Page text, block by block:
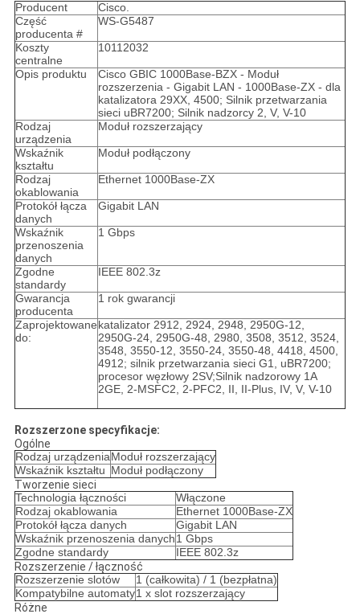
Producent
Cisco.
Część
producenta #
WS-G5487
Koszty
centralne
10112032
Opis produktu
Cisco GBIC 1000Base-BZX - Moduł
rozszerzenia - Gigabit LAN - 1000Base-ZX - dla
katalizatora 29XX, 4500; Silnik przetwarzania
sieci uBR7200; Silnik nadzorcy 2, V, V-10
Rodzaj
urządzenia
Moduł rozszerzający
Wskaźnik
kształtu
Moduł podłączony
Rodzaj
okablowania
Ethernet 1000Base-ZX
Protokół łącza
danych
Gigabit LAN
Wskaźnik
przenoszenia
danych
1 Gbps
Zgodne
standardy
IEEE 802.3z
Gwarancja
producenta
1 rok gwarancji
Zaprojektowane
do:
katalizator 2912, 2924, 2948, 2950G-12,
2950G-24, 2950G-48, 2980, 3508, 3512, 3524,
3548, 3550-12, 3550-24, 3550-48, 4418, 4500,
4912; silnik przetwarzania sieci G1, uBR7200;
procesor węzłowy 2SV;Silnik nadzorowy 1A
2GE, 2-MSFC2, 2-PFC2, II, II-Plus, IV, V, V-10
Rozszerzone specyfikacje:
Ogólne
Rodzaj urządzeniaModuł rozszerzający
Wskaźnik kształtu Moduł podłączony
Tworzenie sieci
Technologia łączności
Włączone
Rodzaj okablowania
Ethernet 1000Base-ZX
Protokół łącza danych
Gigabit LAN
Wskaźnik przenoszenia danych1 Gbps
Zgodne standardy
IEEE 802.3z
Rozszerzenie / łączność
Rozszerzenie slotów
1 (całkowita) / 1 (bezpłatna)
Kompatybilne automaty1 x slot rozszerzający
Różne